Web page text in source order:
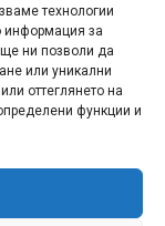
технологии
информация за
ще ни позволи да
или уникални
оттеглянето на
функции и
ЗА НАС